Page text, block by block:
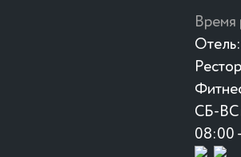
Время
Отель:
СБ-ВС
08:00